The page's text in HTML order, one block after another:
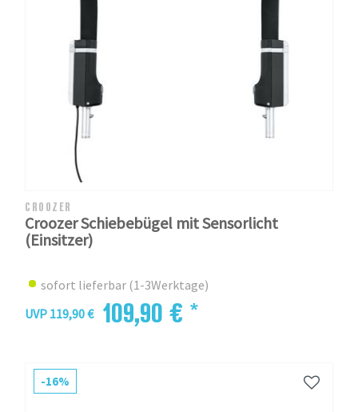
CROOZER
Croozer Schiebebügel mit Sensorlicht
(Einsitzer)
sofort lieferbar (1-3Werktage)
UVP 119,90 € 109,90 € *
-16%